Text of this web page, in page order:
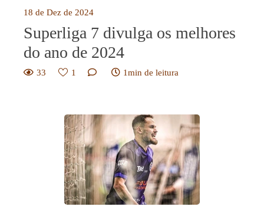
18 de Dez de 2024
Superliga 7 divulga os melhores
do ano de 2024
33 1 1min de leitura